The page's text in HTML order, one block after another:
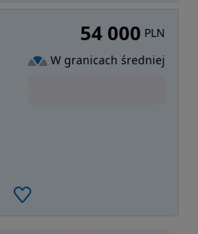
54 000 PLN
W granicach średniej